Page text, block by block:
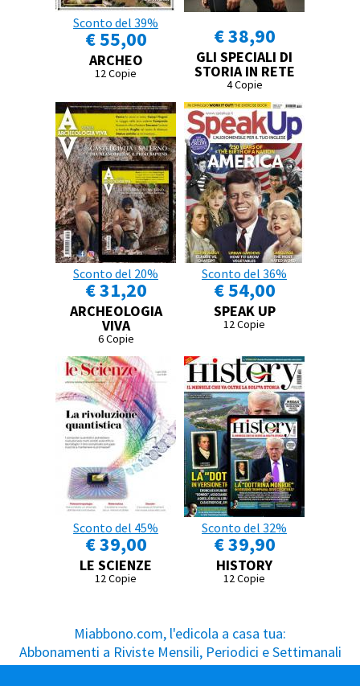
Sconto del 39%
€ 55,00
ARCHEO
12 Copie
€ 38,90
GLI SPECIALI DI
STORIA IN RETE
4 Copie
Sconto del 20%
€ 31,20
ARCHEOLOGIA
VIVA
6 Copie
Sconto del 36%
€ 54,00
SPEAK UP
12 Copie
Sconto del 45%
€ 39,00
LE SCIENZE
12 Copie
Sconto del 32%
€ 39,90
HISTORY
12 Copie
Miabbono.com, l'edicola a casa tua:
Abbonamenti a Riviste Mensili, Periodici e Settimanali